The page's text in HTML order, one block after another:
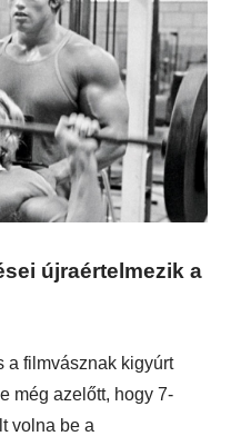
újraértelmezik a
a filmvásznak kigyúrt
még azelőtt, hogy 7-
volna be a